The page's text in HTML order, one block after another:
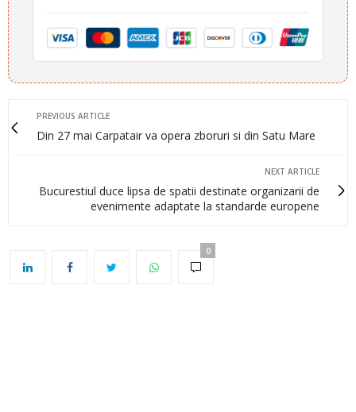
PREVIOUS ARTICLE
Din 27 mai Carpatair va opera zboruri si din Satu Mare
NEXT ARTICLE
Bucurestiul duce lipsa de spatii destinate organizarii de
evenimente adaptate la standarde europene
0